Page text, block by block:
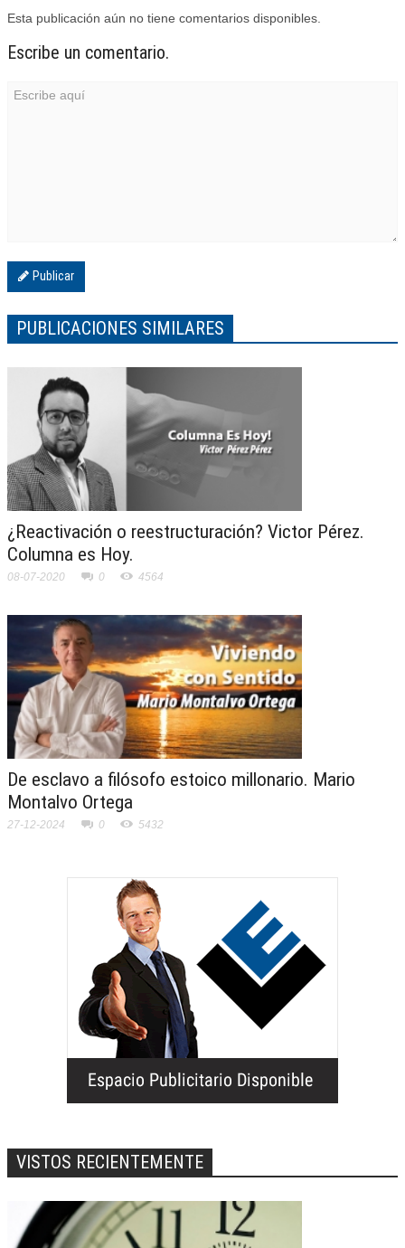
Esta publicación aún no tiene comentarios disponibles.
Escribe un comentario.
Publicar
PUBLICACIONES SIMILARES
¿Reactivación o reestructuración? Victor Pérez.
Columna es Hoy.
08-07-2020 0 4564
De esclavo a filósofo estoico millonario. Mario
Montalvo Ortega
27-12-2024 0 5432
VISTOS RECIENTEMENTE